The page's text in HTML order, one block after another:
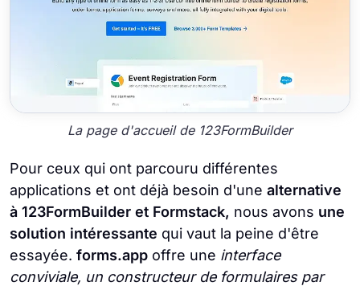
La page d'accueil de 123FormBuilder
Pour ceux qui ont parcouru différentes
applications et ont déjà besoin d'une alternative
à 123FormBuilder et Formstack, nous avons une
solution intéressante qui vaut la peine d'être
essayée. forms.app offre une interface
conviviale, un constructeur de formulaires par